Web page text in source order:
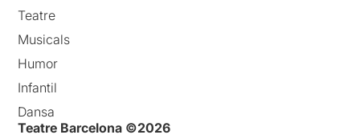
Teatre
Musicals
Humor
Infantil
Dansa
Teatre Barcelona ©2026